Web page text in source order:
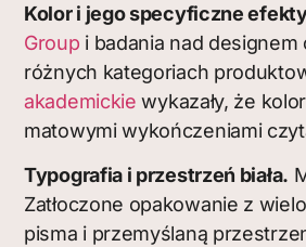
Kolor i jego specyficzne
Group i badania nad
różnych kategoriach
akademickie wykazały, że
matowymi wykończeniami
Typografia i przestrzeń biała.
Zatłoczone opakowanie z
pisma i przemyślaną